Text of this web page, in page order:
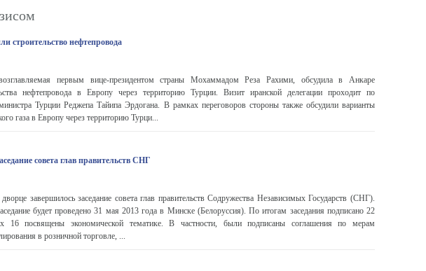
строительство нефтепровода
первым вице-президентом страны Мохаммадом Реза Рахими, обсудила в Анкаре
нефтепровода в Европу через территорию Турции. Визит иранской делегации проходит по
Турции Реджепа Тайипа Эрдогана. В рамках переговоров стороны также обсудили варианты
газа в Европу через территорию Турци...
совета глав правительств СНГ
завершилось заседание совета глав правительств Содружества Независимых Государств (СНГ).
будет проведено 31 мая 2013 года в Минске (Белоруссия). По итогам заседания подписано 22
16 посвящены экономической тематике. В частности, были подписаны соглашения по мерам
в розничной торговле, ...